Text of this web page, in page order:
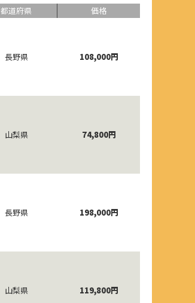
都道府県 価格
長野県 108,000円
山梨県 74,800円
長野県 198,000円
山梨県 119,800円